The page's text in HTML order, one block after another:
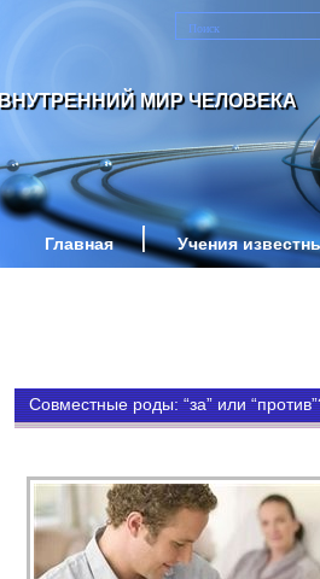
ВНУТРЕННИЙ МИР ЧЕЛОВЕКА
Главная Учения
Совместные роды: “за” или